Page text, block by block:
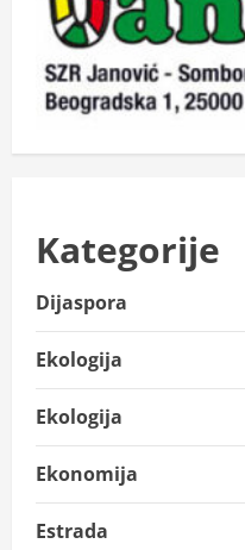
Kategorije
Dijaspora
Ekologija
Ekologija
Ekonomija
Estrada